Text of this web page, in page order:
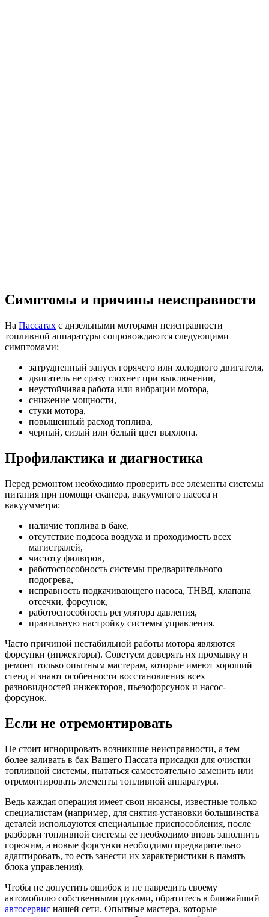
Симптомы и причины неисправности
На Пассатах с дизельными моторами неисправности
топливной аппаратуры сопровождаются следующими
симптомами:
затрудненный запуск горячего или холодного двигателя,
двигатель не сразу глохнет при выключении,
неустойчивая работа или вибрации мотора,
снижение мощности,
стуки мотора,
повышенный расход топлива,
черный, сизый или белый цвет выхлопа.
Профилактика и диагностика
Перед ремонтом необходимо проверить все элементы системы
питания при помощи сканера, вакуумного насоса и
вакуумметра:
наличие топлива в баке,
отсутствие подсоса воздуха и проходимость всех
магистралей,
чистоту фильтров,
работоспособность системы предварительного
подогрева,
исправность подкачивающего насоса, ТНВД, клапана
отсечки, форсунок,
работоспособность регулятора давления,
правильную настройку системы управления.
Часто причиной нестабильной работы мотора являются
форсунки (инжекторы). Советуем доверять их промывку и
ремонт только опытным мастерам, которые имеют хороший
стенд и знают особенности восстановления всех
разновидностей инжекторов, пьезофорсунок и насос-
форсунок.
Если не отремонтировать
Не стоит игнорировать возникшие неисправности, а тем
более заливать в бак Вашего Пассата присадки для очистки
топливной системы, пытаться самостоятельно заменить или
отремонтировать элементы топливной аппаратуры.
Ведь каждая операция имеет свои нюансы, известные только
специалистам (например, для снятия-установки большинства
деталей используются специальные приспособления, после
разборки топливной системы ее необходимо вновь заполнить
горючим, а новые форсунки необходимо предварительно
адаптировать, то есть занести их характеристики в память
блока управления).
Чтобы не допустить ошибок и не навредить своему
автомобилю собственными руками, обратитесь в ближайший
автосервис нашей сети. Опытные мастера, которые